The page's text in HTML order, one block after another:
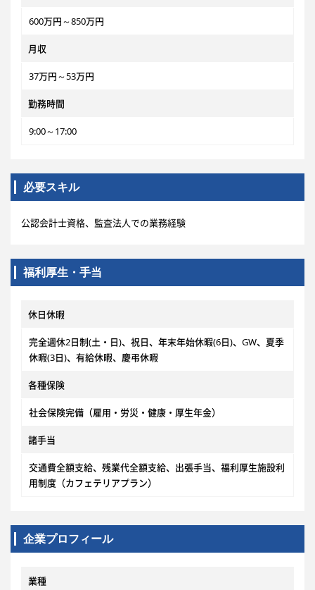
600万円～850万円
月収
37万円～53万円
勤務時間
9:00～17:00
必要スキル
公認会計士資格、監査法人での業務経験
福利厚生・手当
休日休暇
完全週休2日制(土・日)、祝日、年末年始休暇(6日)、GW、夏季
休暇(3日)、有給休暇、慶弔休暇
各種保険
社会保険完備（雇用・労災・健康・厚生年金）
諸手当
交通費全額支給、残業代全額支給、出張手当、福利厚生施設利
用制度（カフェテリアプラン）
企業プロフィール
業種